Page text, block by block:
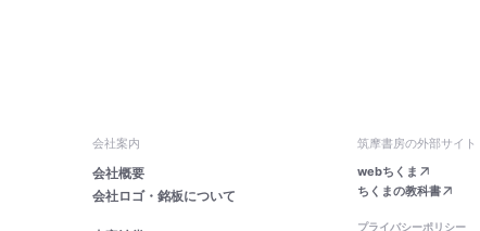
会社案内
会社概要
会社ロゴ・銘板について
筑摩書房の外部サイト
webちくま
ちくまの教科書
プライバシーポリシー